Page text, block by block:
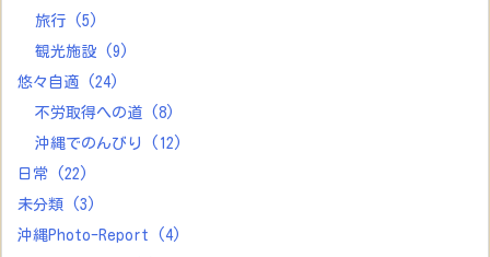
旅行
(5)
観光施設
(9)
悠々自適
(24)
不労取得への道
(8)
沖縄でのんびり
(12)
日常
(22)
未分類
(3)
沖縄Photo-Report
(4)